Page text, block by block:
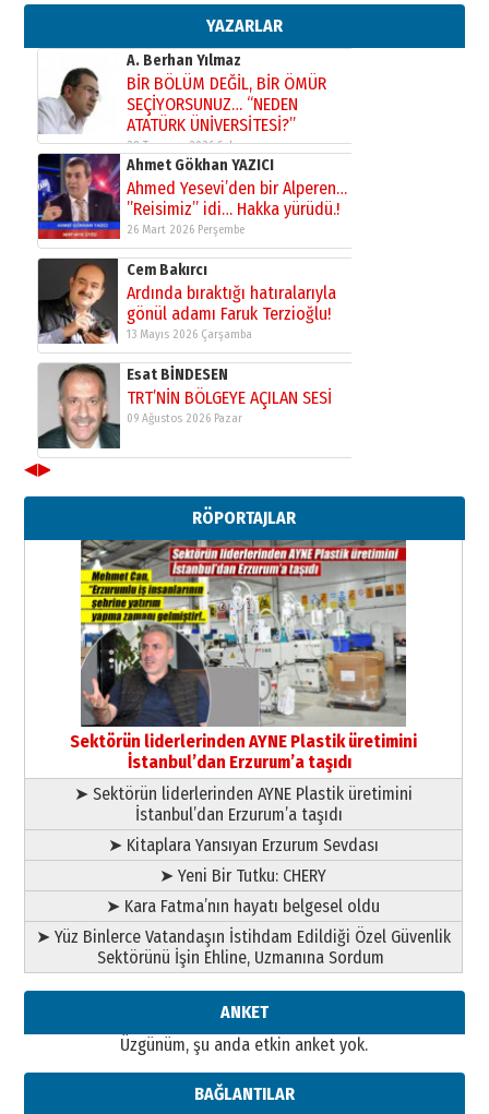
YAZARLAR
A. Berhan Yılmaz
BİR BÖLÜM DEĞİL, BİR ÖMÜR
SEÇİYORSUNUZ… “NEDEN
ATATÜRK ÜNİVERSİTESİ?”
28 Temmuz 2026 Salı
Ahmet Gökhan YAZICI
Ahmed Yesevi’den bir Alperen…
”Reisimiz” idi… Hakka yürüdü.!
26 Mart 2026 Perşembe
Cem Bakırcı
Ardında bıraktığı hatıralarıyla
gönül adamı Faruk Terzioğlu!
13 Mayıs 2026 Çarşamba
Esat BİNDESEN
TRT’NİN BÖLGEYE AÇILAN SESİ
09 Ağustos 2026 Pazar
Erzurumspor’un köşe taşları
29 Haziran 2026 Pazartesi
Kenan GÜLERCİ
Murat Şahsuvaroğlu ERKON’da
çıtayı yukarı taşırken,
yönetimdekiler aşağı
çekmemeli!
17 Şubat 2026 SalıOrhan BOZKURT
Bir fotoğraf, bir şehir, bir
gazeteci… Dizginler kimin
elinde?
A. Berhan Yılmaz
BİR BÖLÜM DEĞİL, BİR ÖMÜR
SEÇİYORSUNUZ… “NEDEN
ATATÜRK ÜNİVERSİTESİ?”
28 Temmuz 2026 Salı
Ahmet Gökhan YAZICI
Ahmed Yesevi’den bir Alperen…
”Reisimiz” idi… Hakka yürüdü.!
26 Mart 2026 Perşembe
gönül adamı Faruk Terzioğlu!
◀▶
RÖPORTAJLAR
Sektörün liderlerinden AYNE Plastik üretimini
İstanbul’dan Erzurum’a taşıdı
➤ Sektörün liderlerinden AYNE Plastik üretimini
İstanbul’dan Erzurum’a taşıdı
➤ Kitaplara Yansıyan Erzurum Sevdası
➤ Yeni Bir Tutku: CHERY
➤ Kara Fatma’nın hayatı belgesel oldu
➤ Yüz Binlerce Vatandaşın İstihdam Edildiği Özel Güvenlik
Sektörünü İşin Ehline, Uzmanına Sordum
ANKET
Üzgünüm, şu anda etkin anket yok.
BAĞLANTILAR